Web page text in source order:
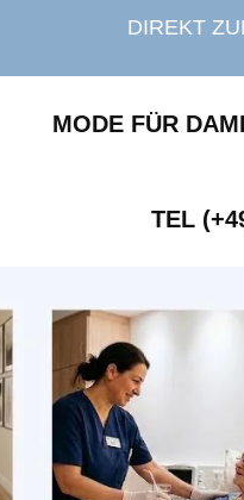
DIREKT
MODE FÜR
TEL